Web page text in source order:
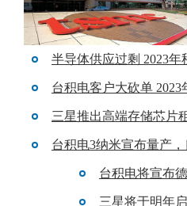
半导体供应过剩 2023年
台积电客户大砍单
三星推出高端存储芯片
台积电3纳米宣布量产
台积电将宣布
三星将于明年